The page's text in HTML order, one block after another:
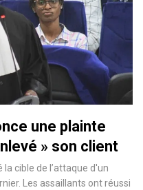
une plainte
» son client
cible de l’attaque d'un
Les assaillants ont réussi